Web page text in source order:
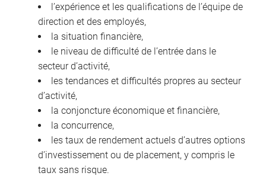
l’expérience et les qualifications de l’équipe de
direction et des employés,
la situation financière,
le niveau de difficulté de l’entrée dans le
secteur d’activité,
les tendances et difficultés propres au secteur
d’activité,
la conjoncture économique et financière,
la concurrence,
les taux de rendement actuels d’autres options
d’investissement ou de placement, y compris le
taux sans risque.